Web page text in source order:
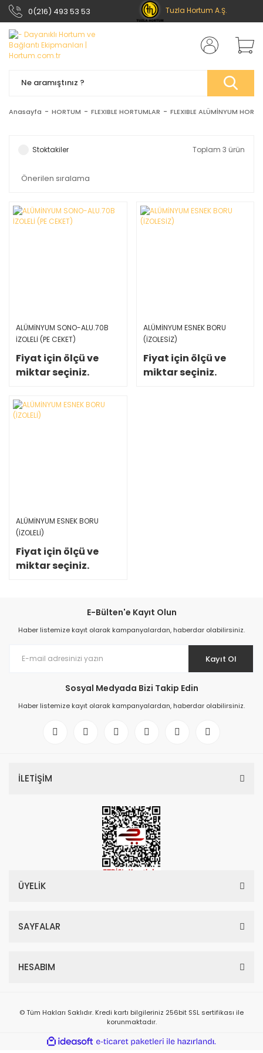
0(216) 493 53 53 Tuzla Hortum A.Ş.
Anasayfa HORTUM FLEXIBLE HORTUMLAR FLEXIBLE ALÜMİNYUM
Stoktakiler Toplam 3 ürün
ALÜMİNYUM SONO-ALU.70B
İZOLELİ (PE CEKET)
Fiyat için ölçü ve
miktar seçiniz.
ALÜMİNYUM ESNEK BORU
(İZOLESİZ)
Fiyat için ölçü ve
miktar seçiniz.
ALÜMİNYUM ESNEK BORU
(İZOLELİ)
Fiyat için ölçü ve
miktar seçiniz.
E-Bülten'e Kayıt Olun
Haber listemize kayıt olarak kampanyalardan, haberdar olabilirsiniz.
Kayıt Ol
Sosyal Medyada Bizi Takip Edin
Haber listemize kayıt olarak kampanyalardan, haberdar olabilirsiniz.
İLETİŞİM
ÜYELİK
SAYFALAR
HESABIM
© Tüm Hakları Saklıdır. Kredi kartı bilgileriniz 256bit SSL sertifikası ile
korunmaktadır.
ideasoft
e-